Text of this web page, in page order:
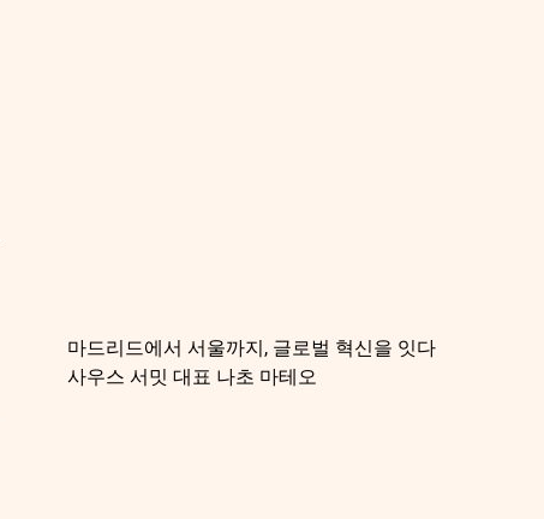
마드리드에서 서울까지, 글로벌 혁신을 잇다
사우스 서밋 대표 나초 마테오